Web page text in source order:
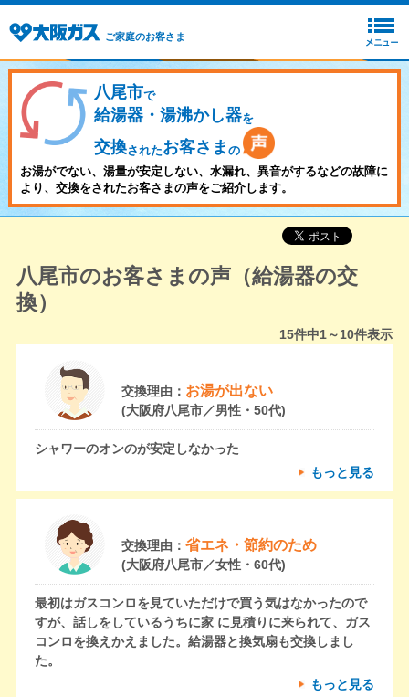
ご家庭のお客さま
八尾市で
給湯器・湯沸かし器を
交換されたお客さま の
お湯がでない、湯量が安定しない、水漏れ、異音がするなどの故障に
より、交換をされたお客さまの声をご紹介します。
八尾市のお客さまの声（給湯器の交
換）
15件中1～10件表示
交換理由： お湯が出ない
(大阪府八尾市／男性・50代)
シャワーのオンのが安定しなかった
もっと見る
交換理由： 省エネ・節約のため
(大阪府八尾市／女性・60代)
最初はガスコンロを見ていただけで買う気はなかったので
すが、話しをしているうちに家 に見積りに来られて、ガス
コンロを換えかえました。給湯器と換気扇も交換しまし
た。
もっと見る